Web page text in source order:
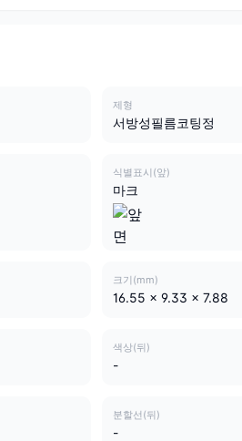
제형
서방성필름코팅정
식별표시(앞)
마크
크기(mm)
16.55 x 9.33 x 7.88
색상(뒤)
-
분할선(뒤)
-